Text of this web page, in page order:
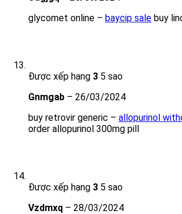
glycomet online – baycip sale buy
Được xếp hạng 3 5 sao
Gnmgab – 26/03/2024
buy retrovir generic – allopurinol
order allopurinol 300mg pill
Được xếp hạng 3 5 sao
Vzdmxq – 28/03/2024